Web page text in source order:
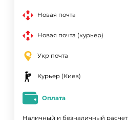
Новая почта
Новая почта (курьер)
Укр почта
Курьер (Киев)
Оплата
Наличный и безналичный расчет